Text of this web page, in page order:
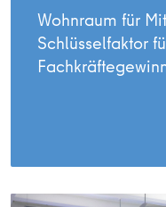
Wohnraum für
Schlüsselfaktor